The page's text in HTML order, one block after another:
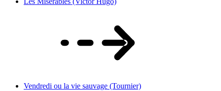
Vendredi ou la vie sauvage (Tournier)